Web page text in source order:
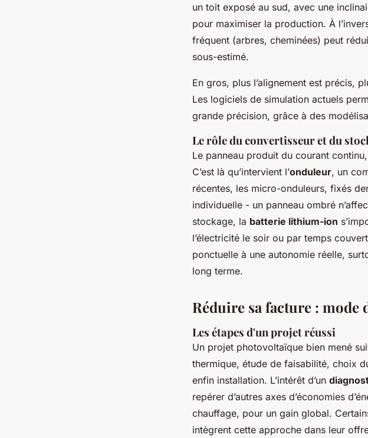
un toit exposé au sud, avec une
pour maximiser la production. À
fréquent (arbres, cheminées) peut
sous-estimé.
En gros, plus l’alignement est précis,
Les logiciels de simulation actuels
grande précision, grâce à des
Le rôle du convertisseur et du
Le panneau produit du courant
C’est là qu’intervient l’onduleur, un
récentes, les micro-onduleurs, fixés
individuelle - un panneau ombré
stockage, la batterie lithium-ion
l’électricité le soir ou par temps
ponctuelle à une autonomie réelle,
long terme.
Réduire sa facture :
Les étapes d'un projet réussi
Un projet photovoltaïque bien mené
thermique, étude de faisabilité, choix
enfin installation. L’intérêt d’un
repérer d’autres axes d’économies
chauffage, pour un gain global.
intègrent cette approche dans leur